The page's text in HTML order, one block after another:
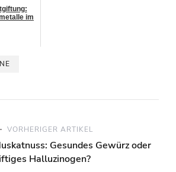
im
VORHERIGER ARTIKEL
Gesundes Gewürz oder
Halluzinogen?